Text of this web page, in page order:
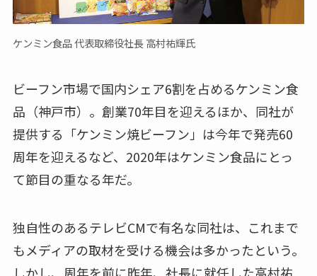
ケンミン食品 代表取締役社長 高村祐輝氏
ビーフン市場で国内シェア6割を占めるケンミン食
品（神戸市）。創業70年目を迎えるほか、同社が
提供する「ケンミン焼ビーフン」は今年で発売60
周年を迎えるなど、2020年はケンミン食品にとっ
て節目の重なる年だ。
独自性のあるテレビCMで有名な同社は、これまで
もメディアの取材を受ける機会は多かったという。